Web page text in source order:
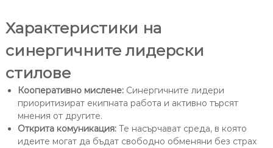
Характеристики на
синергичните лидерски
стилове
Кооперативно мислене:Синергичните лидери
приоритизират екипната работа и активно търсят
мнения от другите.
Открита комуникация:Те насърчават среда, в която
идеите могат да бъдат свободно обменяни без страх